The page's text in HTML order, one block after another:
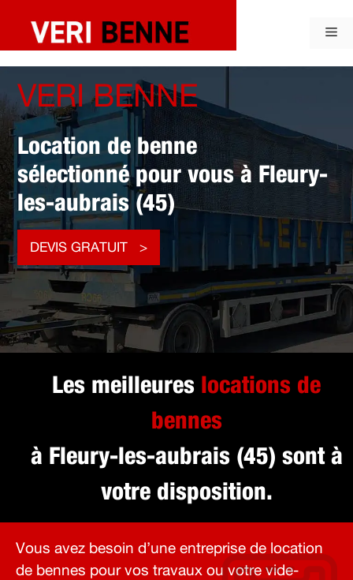
contenu
VERI BENNE
Location de benne
sélectionné pour vous à Fleury-
les-aubrais (45)
DEVIS GRATUIT
Les meilleures locations de
bennes
à Fleury-les-aubrais (45) sont à
votre disposition.
Vous avez besoin d’une entreprise de location
de bennes pour vos travaux ou votre vide-